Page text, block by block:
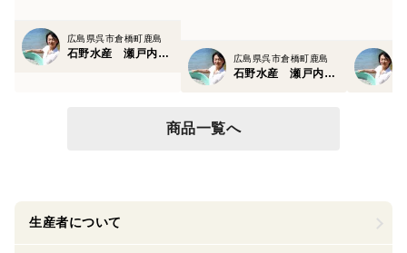
広島県呉市倉橋町鹿島
石野水産 瀬戸内ちりめん ひじき 広島県呉市倉橋町鹿島
石野水産 瀬戸内ちりめん ひじき
商品一覧へ
生産者について